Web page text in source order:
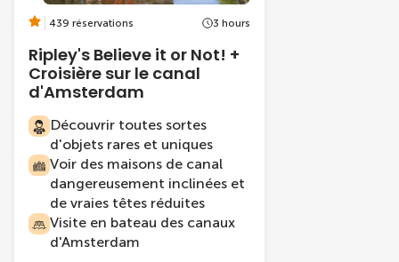
439 réservations 3 hours
Ripley's Believe it or Not! +
Croisière sur le canal
d'Amsterdam
Découvrir toutes sortes
d'objets rares et uniques
Voir des maisons de canal
dangereusement inclinées et
de vraies têtes réduites
Visite en bateau des canaux
d'Amsterdam